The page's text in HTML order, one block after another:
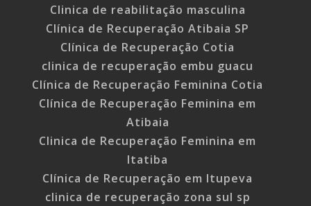
Clinica de reabilitação masculina
Clínica de Recuperação Atibaia SP
Clínica de Recuperação Cotia
clinica de recuperação embu guacu
Clínica de Recuperação Feminina Cotia
Clínica de Recuperação Feminina em
Atibaia
Clinica de Recuperação Feminina em
Itatiba
Clínica de Recuperação em Itupeva
clinica de recuperação zona sul sp